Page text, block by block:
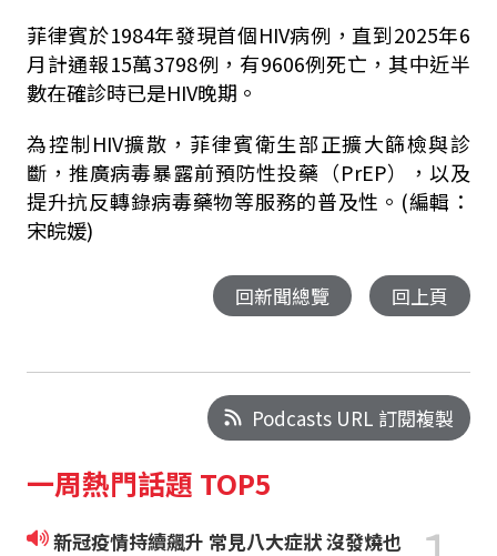
菲律賓於1984年發現首個HIV病例，直到2025年6
月計通報15萬3798例，有9606例死亡，其中近半
數在確診時已是HIV晚期。
為控制HIV擴散，菲律賓衛生部正擴大篩檢與診
斷，推廣病毒暴露前預防性投藥（PrEP），以及
提升抗反轉錄病毒藥物等服務的普及性。(編輯：
宋皖媛)
回新聞總覽 回上頁
Podcasts URL 訂閱複製
一周熱門話題 TOP5
新冠疫情持續飆升 常見八大症狀 沒發燒也